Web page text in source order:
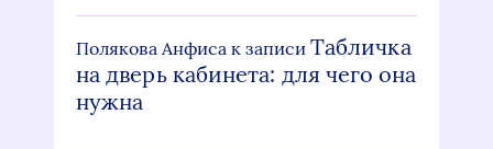
Полякова Анфиса к записиТабличка
на дверь кабинета: для чего она
нужна